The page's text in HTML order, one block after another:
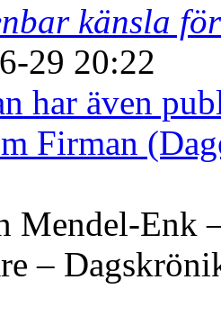
känsla
29 20:22
har även
Firman
Mendel-Enk
–